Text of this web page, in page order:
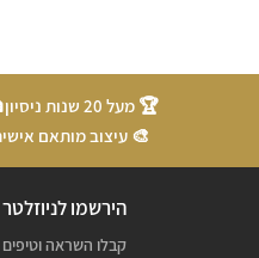
🏆 מעל 20 שנות ניסיון
🏠
🎨 עיצוב מותאם
הירשמו
קבלו השראה וטיפים